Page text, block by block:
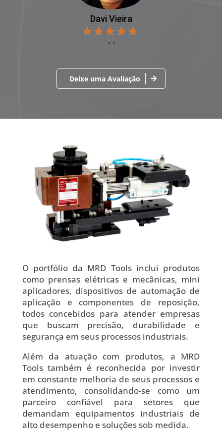
Davi Vieira
Deixe uma Avaliação
O portfólio da MRD Tools inclui produtos
como prensas elétricas e mecânicas, mini
aplicadores, dispositivos de automação de
aplicação e componentes de reposição,
todos concebidos para atender empresas
que buscam precisão, durabilidade e
segurança em seus processos industriais.
Além da atuação com produtos, a MRD
Tools também é reconhecida por investir
em constante melhoria de seus processos e
atendimento, consolidando-se como um
parceiro confiável para setores que
demandam equipamentos industriais de
alto desempenho e soluções sob medida.